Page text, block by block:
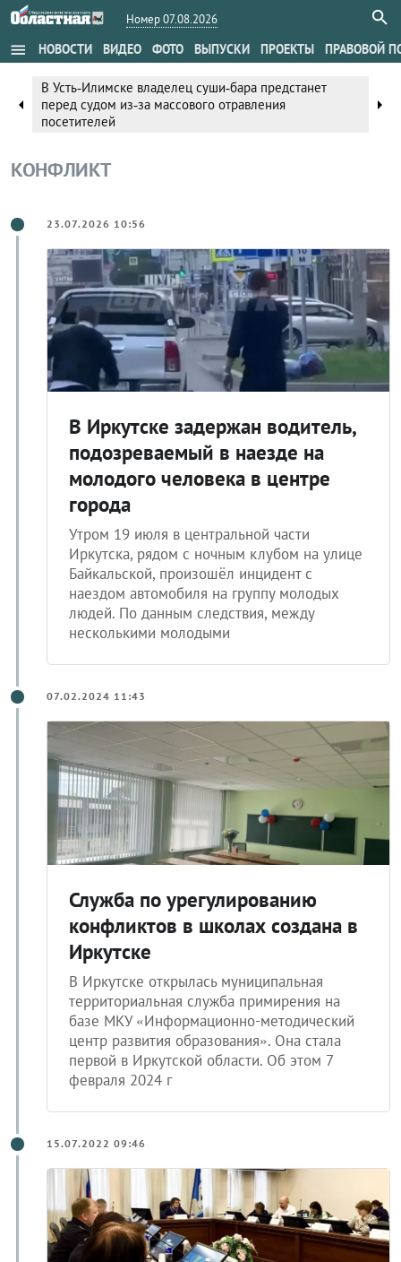
Номер 07.08.2026
menu НОВОСТИ ВИДЕО ФОТО ВЫПУСКИ ПРОЕКТЫ ПРАВОВОЙ
arrow_rightarrow_left В «Областной» пройдет пресс-конференция о
профилактике сердечно-сосудистых
подозреваемый в наезде на
молодого человека в центре
города
Утром 19 июля в центральной части
Иркутска, рядом с ночным клубом на улице
Байкальской, произошёл инцидент с
наездом автомобиля на группу молодых
людей. По данным следствия, между
несколькими молодыми
конфликтов в школах создана в
Иркутске
В Иркутске открылась муниципальная
территориальная служба примирения на
базе МКУ «Информационно-методический
центр развития образования». Она стала
первой в Иркутской области. Об этом 7
февраля 2024 г